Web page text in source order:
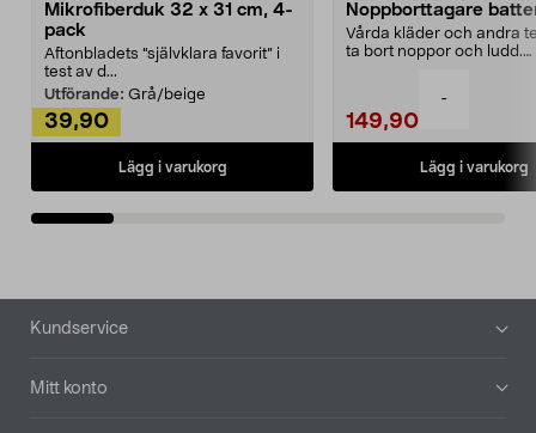
-
Mikrofiberduk 32 x 31 cm, 4-
pack
Aftonbladets "självklara favorit” i
test av d...
Utförande: Grå/beige
39,90
Lägg i varukorg
Noppborttagare
Vårda kläder och andra
ta bort noppor och ludd.
149,90
Lägg i varukorg
Sidfot
Kundservice
Mitt konto